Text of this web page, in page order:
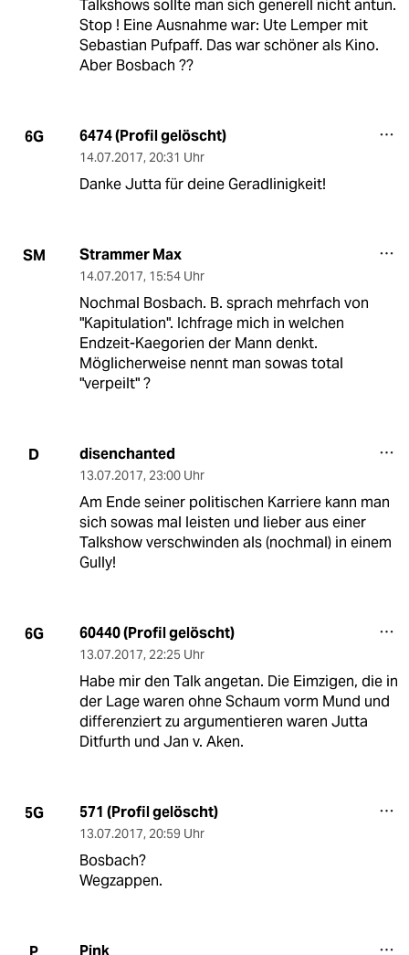
Talkshows sollte man sich generell nicht antun.
Stop ! Eine Ausnahme war: Ute Lemper mit
Sebastian Pufpaff. Das war schöner als Kino.
Aber Bosbach ??
6G 6474 (Profil gelöscht)
14.07.2017, 20:31 Uhr
Danke Jutta für deine Geradlinigkeit!
SM Strammer Max
14.07.2017, 15:54 Uhr
Nochmal Bosbach. B. sprach mehrfach von
"Kapitulation". Ichfrage mich in welchen
Endzeit-Kaegorien der Mann denkt.
Möglicherweise nennt man sowas total
"verpeilt" ?
D disenchanted
13.07.2017, 23:00 Uhr
Am Ende seiner politischen Karriere kann man
sich sowas mal leisten und lieber aus einer
Talkshow verschwinden als (nochmal) in einem
Gully!
6G 60440 (Profil gelöscht)
13.07.2017, 22:25 Uhr
Habe mir den Talk angetan. Die Eimzigen, die in
der Lage waren ohne Schaum vorm Mund und
differenziert zu argumentieren waren Jutta
Ditfurth und Jan v. Aken.
5G 571 (Profil gelöscht)
13.07.2017, 20:59 Uhr
Bosbach?
Wegzappen.